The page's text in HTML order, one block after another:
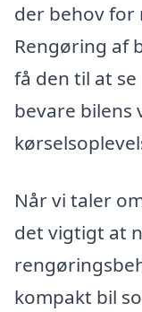
der behov for
Rengøring af
få den til at
bevare
Når vi taler
det vigtigt at
kompakt bil